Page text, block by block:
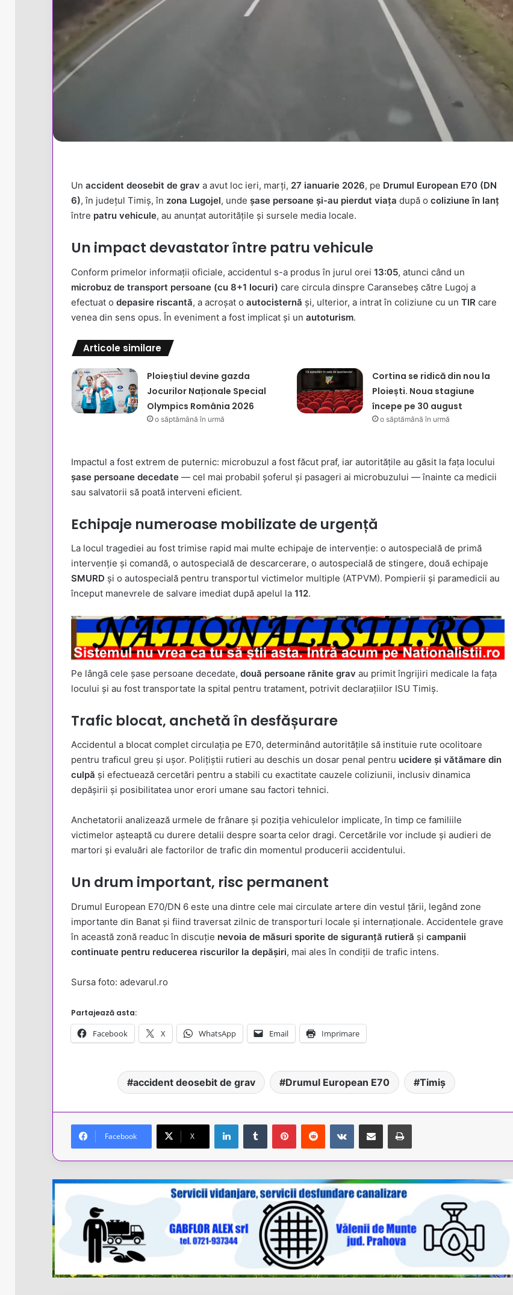
Un accident deosebit de grav a avut loc ieri, marți, 27 ianuarie 2026, pe Drumul European E70 (DN
6), în județul Timiș, în zona Lugojel, unde șase persoane și-au pierdut viața după o coliziune în lanț
între patru vehicule, au anunțat autoritățile și sursele media locale.
Un impact devastator între patru vehicule
Conform primelor informații oficiale, accidentul s-a produs în jurul orei 13:05, atunci când un
microbuz de transport persoane (cu 8+1 locuri) care circula dinspre Caransebeș către Lugoj a
efectuat o depasire riscantă, a acroșat o autocisternă și, ulterior, a intrat în coliziune cu un TIR care
venea din sens opus. În eveniment a fost implicat și un autoturism.
Articole similare
Ploieștiul devine gazda
Jocurilor Naționale Special
Olympics România 2026
o săptămână în urmă
Cortina se ridică din nou la
Ploiești. Noua stagiune
începe pe 30 august
o săptămână în urmă
Impactul a fost extrem de puternic: microbuzul a fost făcut praf, iar autoritățile au găsit la fața locului
șase persoane decedate — cel mai probabil șoferul și pasageri ai microbuzului — înainte ca medicii
sau salvatorii să poată interveni eficient.
Echipaje numeroase mobilizate de urgență
La locul tragediei au fost trimise rapid mai multe echipaje de intervenție: o autospecială de primă
intervenție și comandă, o autospecială de descarcerare, o autospecială de stingere, două echipaje
SMURD și o autospecială pentru transportul victimelor multiple (ATPVM). Pompierii și paramedicii au
început manevrele de salvare imediat după apelul la 112.
Pe lângă cele șase persoane decedate, două persoane rănite grav au primit îngrijiri medicale la fața
locului și au fost transportate la spital pentru tratament, potrivit declarațiilor ISU Timiș.
Trafic blocat, anchetă în desfășurare
Accidentul a blocat complet circulația pe E70, determinând autoritățile să instituie rute ocolitoare
pentru traficul greu și ușor. Polițiștii rutieri au deschis un dosar penal pentru ucidere și vătămare din
culpă și efectuează cercetări pentru a stabili cu exactitate cauzele coliziunii, inclusiv dinamica
depășirii și posibilitatea unor erori umane sau factori tehnici.
Anchetatorii analizează urmele de frânare și poziția vehiculelor implicate, în timp ce familiile
victimelor așteaptă cu durere detalii despre soarta celor dragi. Cercetările vor include și audieri de
martori și evaluări ale factorilor de trafic din momentul producerii accidentului.
Un drum important, risc permanent
Drumul European E70/DN 6 este una dintre cele mai circulate artere din vestul țării, legând zone
importante din Banat și fiind traversat zilnic de transporturi locale și internaționale. Accidentele grave
în această zonă readuc în discuție nevoia de măsuri sporite de siguranță rutieră și campanii
continuate pentru reducerea riscurilor la depășiri, mai ales în condiții de trafic intens.
Sursa foto: adevarul.ro
Partajează asta:
Facebook X WhatsApp Email Imprimare
accident deosebit de grav Drumul European E70 Timiș
Facebook X
LinkedInTumblr PinterestReddit VKontakteShare via Email Tipărește